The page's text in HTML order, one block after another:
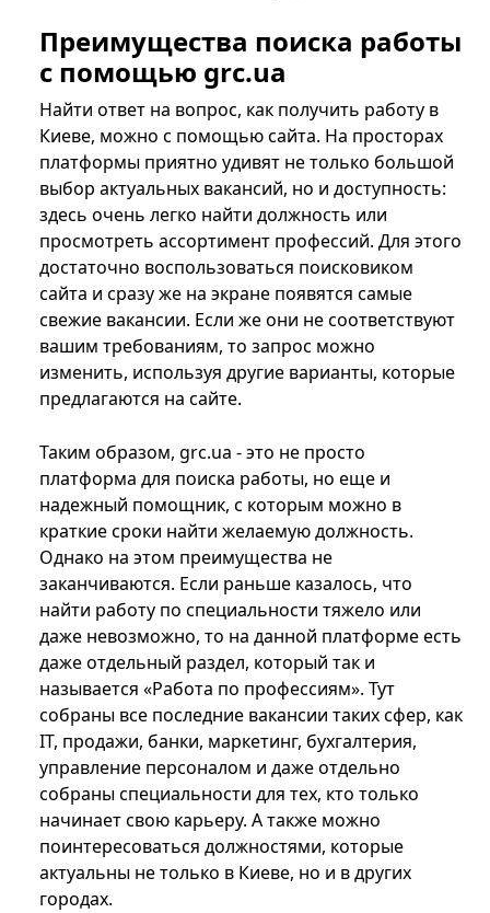
Преимущества поиска работы
с помощью grc.ua
Найти ответ на вопрос, как получить работу в
Киеве, можно с помощью сайта. На просторах
платформы приятно удивят не только большой
выбор актуальных вакансий, но и доступность:
здесь очень легко найти должность или
просмотреть ассортимент профессий. Для этого
достаточно воспользоваться поисковиком
сайта и сразу же на экране появятся самые
свежие вакансии. Если же они не соответствуют
вашим требованиям, то запрос можно
изменить, используя другие варианты, которые
предлагаются на сайте.
Таким образом, grc.ua - это не просто
платформа для поиска работы, но еще и
надежный помощник, с которым можно в
краткие сроки найти желаемую должность.
Однако на этом преимущества не
заканчиваются. Если раньше казалось, что
найти работу по специальности тяжело или
даже невозможно, то на данной платформе есть
даже отдельный раздел, который так и
называется «Работа по профессиям». Тут
собраны все последние вакансии таких сфер, как
IT, продажи, банки, маркетинг, бухгалтерия,
управление персоналом и даже отдельно
собраны специальности для тех, кто только
начинает свою карьеру. А также можно
поинтересоваться должностями, которые
актуальны не только в Киеве, но и в других
городах.